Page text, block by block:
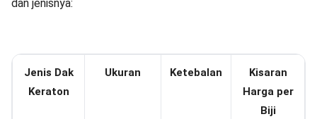
dan jenisnya:
Jenis Dak
Keraton
Ukuran Ketebalan
Kisaran
Harga per
Biji